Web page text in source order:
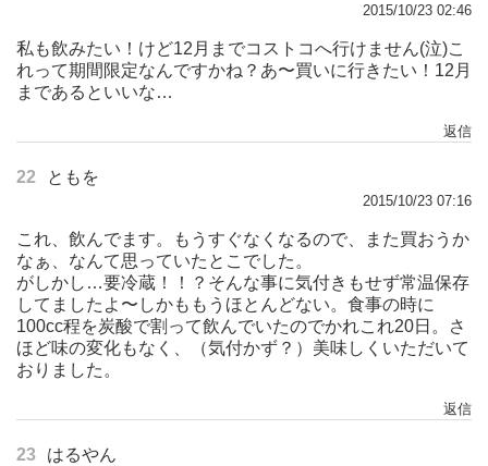
2015/10/23 02:46
私も飲みたい！けど12月までコストコへ行けません(泣)こ
れって期間限定なんですかね？あ〜買いに行きたい！12月
まであるといいな…
返信
22 ともを
2015/10/23 07:16
これ、飲んでます。もうすぐなくなるので、また買おうか
なぁ、なんて思っていたとこでした。
がしかし…要冷蔵！！？そんな事に気付きもせず常温保存
してましたよ〜しかももうほとんどない。食事の時に
100cc程を炭酸で割って飲んでいたのでかれこれ20日。さ
ほど味の変化もなく、（気付かず？）美味しくいただいて
おりました。
返信
23 はるやん